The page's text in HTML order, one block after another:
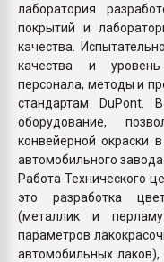
лаборатория
покрытий и
качества.
качества и уровень
персонала, методы и
стандартам DuPont.
оборудование,
конвейерной окраски
автомобильного завода.
Работа Технического
это разработка
(металлик и
параметров
автомобильных